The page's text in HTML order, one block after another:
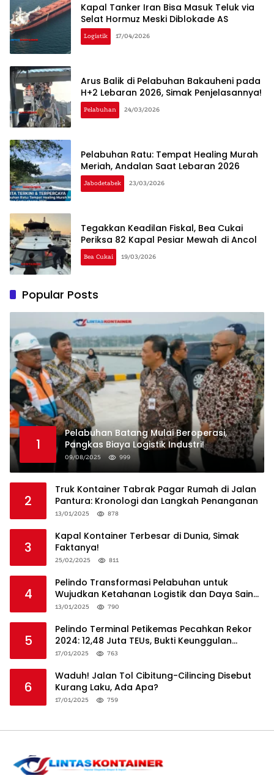
Kapal Tanker Iran Bisa Masuk Teluk via
Selat Hormuz Meski Diblokade AS
Logistik 17/04/2026
Arus Balik di Pelabuhan Bakauheni pada
H+2 Lebaran 2026, Simak Penjelasannya!
Pelabuhan 24/03/2026
Pelabuhan Ratu: Tempat Healing Murah
Meriah, Andalan Saat Lebaran 2026
Jabodetabek 23/03/2026
Tegakkan Keadilan Fiskal, Bea Cukai
Periksa 82 Kapal Pesiar Mewah di Ancol
Bea Cukai 19/03/2026
Popular Posts
1
Pelabuhan Batang Mulai Beroperasi,
Pangkas Biaya Logistik Industri!
09/08/2025 999
2
Truk Kontainer Tabrak Pagar Rumah di Jalan
Pantura: Kronologi dan Langkah Penanganan
13/01/2025 878
3
Kapal Kontainer Terbesar di Dunia, Simak
Faktanya!
25/02/2025 811
4
Pelindo Transformasi Pelabuhan untuk
Wujudkan Ketahanan Logistik dan Daya Saing
Global
13/01/2025 790
5
Pelindo Terminal Petikemas Pecahkan Rekor
2024: 12,48 Juta TEUs, Bukti Keunggulan
Logistik Nasional
17/01/2025 763
6
Waduh! Jalan Tol Cibitung-Cilincing Disebut
Kurang Laku, Ada Apa?
17/01/2025 759